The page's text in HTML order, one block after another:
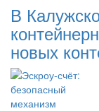
В
новых